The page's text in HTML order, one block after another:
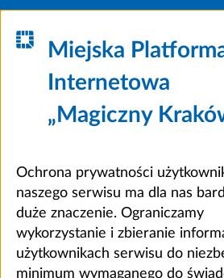
Miejska
Internetowa
„Magiczny
Ochrona prywatności
naszego serwisu ma dla nas
duże znaczenie. Ograniczamy
wykorzystanie i zbieranie
użytkownikach serwisu do
minimum wymaganego do